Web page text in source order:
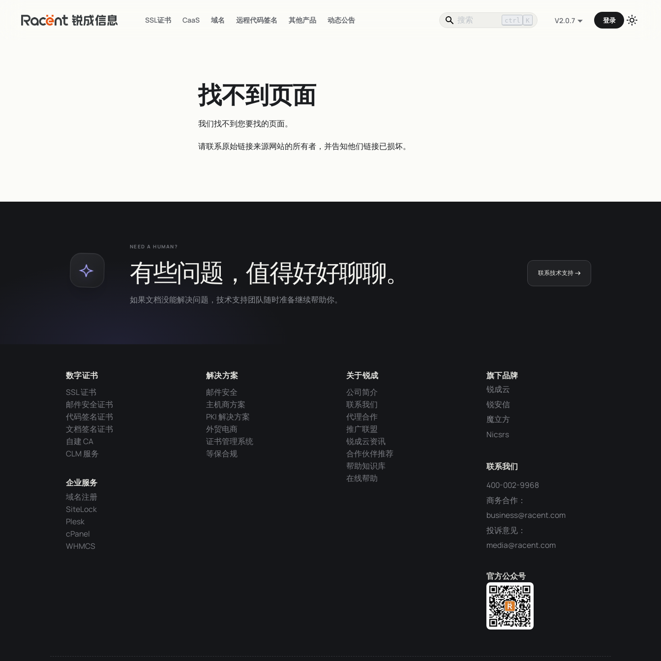
SSL证书 CaaS 域名 远程代码签名 其他产品 动态公告 ctrl K V2.0.7 登录
找不到页面
我们找不到您要找的页面。
请联系原始链接来源网站的所有者，并告知他们链接已损坏。
NEED A HUMAN?
有些问题，值得好好聊聊。
如果文档没能解决问题，技术支持团队随时准备继续帮助你。
联系技术支持
旗下品牌
锐成云
锐安信
魔立方
Nicsrs
联系我们
400-002-9968
商务合作：
business@racent.com
投诉意见：
media@racent.com
官方公众号
数字证书
SSL 证书
邮件安全证书
代码签名证书
文档签名证书
自建 CA
CLM 服务
企业服务
域名注册
SiteLock
Plesk
cPanel
WHMCS
解决方案
邮件安全
主机商方案
PKI 解决方案
外贸电商
证书管理系统
等保合规
关于锐成
公司简介
联系我们
代理合作
推广联盟
锐成云资讯
合作伙伴推荐
帮助知识库
在线帮助